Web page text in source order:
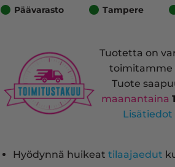
Päävarasto
Tampere
Tuotetta on
toimitamme
Tuote
maanantaina
Lisätiedot
Hyödynnä huikeattilaajaedut